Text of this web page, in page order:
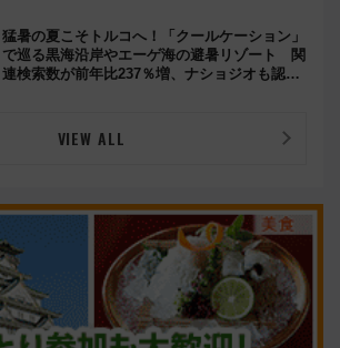
猛暑の夏こそトルコへ！「クールケーション」
で巡る黒海沿岸やエーゲ海の避暑リゾート 関
連検索数が前年比237％増、ナショジオも認め
VIEW ALL